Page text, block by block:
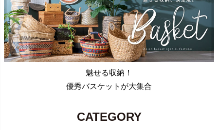
魅せる収納！
優秀バスケットが大集合
CATEGORY